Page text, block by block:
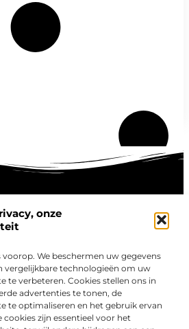
onze
We beschermen uw gegevens
vergelijkbare technologieën om uw
te verbeteren. Cookies stellen ons in
advertenties te tonen, de
te optimaliseren en het gebruik ervan
cookies zijn essentieel voor het
boeiende blogs en artikelen die
informeren.”
alles om het leveren van
verhalen die jouw dagelijks leven